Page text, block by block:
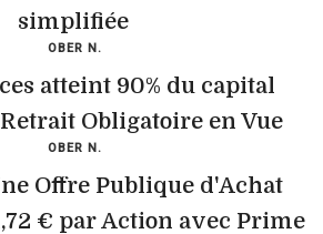
simplifiée
OBER N.
atteint 90% du capital
Retrait Obligatoire en Vue
OBER N.
Offre Publique d'Achat
€ par Action avec Prime